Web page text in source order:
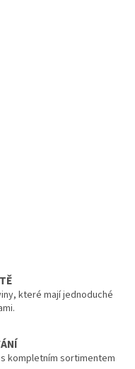
které mají jednoduché
kompletním sortimentem